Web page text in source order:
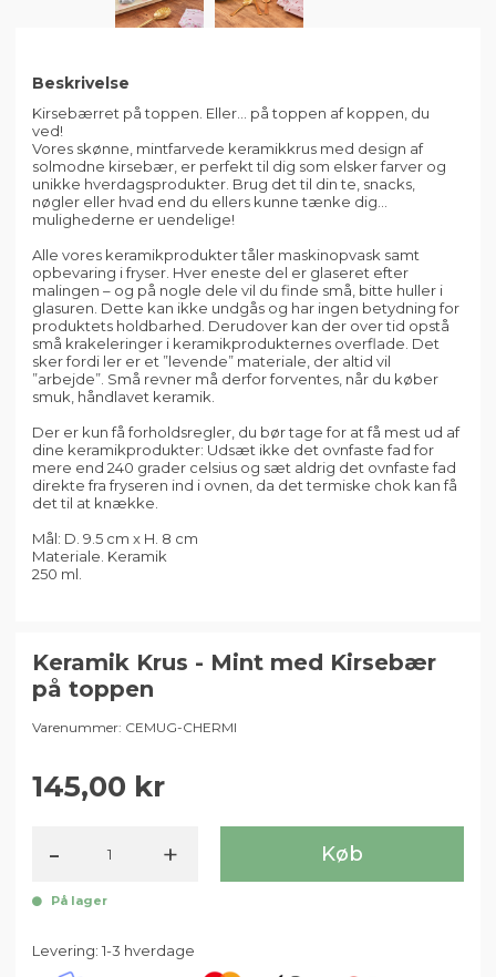
Beskrivelse
Kirsebærret på toppen. Eller... på toppen af koppen, du
ved!
Vores skønne, mintfarvede keramikkrus med design af
solmodne kirsebær, er perfekt til dig som elsker farver og
unikke hverdagsprodukter. Brug det til din te, snacks,
nøgler eller hvad end du ellers kunne tænke dig…
mulighederne er uendelige!
Alle vores keramikprodukter tåler maskinopvask samt
opbevaring i fryser. Hver eneste del er glaseret efter
malingen – og på nogle dele vil du finde små, bitte huller i
glasuren. Dette kan ikke undgås og har ingen betydning for
produktets holdbarhed. Derudover kan der over tid opstå
små krakeleringer i keramikprodukternes overflade. Det
sker fordi ler er et ”levende” materiale, der altid vil
”arbejde”. Små revner må derfor forventes, når du køber
smuk, håndlavet keramik.
Der er kun få forholdsregler, du bør tage for at få mest ud af
dine keramikprodukter: Udsæt ikke det ovnfaste fad for
mere end 240 grader celsius og sæt aldrig det ovnfaste fad
direkte fra fryseren ind i ovnen, da det termiske chok kan få
det til at knække.
Mål: D. 9.5 cm x H. 8 cm
Materiale. Keramik
250 ml.
Keramik Krus - Mint med Kirsebær
på toppen
Varenummer: CEMUG-CHERMI
145,00
+
- Køb
På lager
Levering: 1-3 hverdage